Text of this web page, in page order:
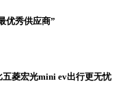
优秀供应商”
菱宏光mini ev出行更无忧